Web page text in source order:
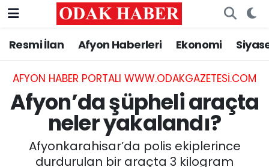
Resmi İlan Afyon Haberleri Ekonomi
AFYON HABER PORTALI WWW.ODAKGAZETESI.COM
Afyon’da şüpheli araçta
neler yakalandı?
Afyonkarahisar’da polis ekiplerince
durdurulan bir araçta 3 kilogram
AFYONKARAHİSAR HABERLERİ
Resmi İlan
ASAYİŞ
Nöbetçi Eczaneler
Hava Durumu
Trafik Durumu
Süper Lig Puan Durumu ve Fikstür